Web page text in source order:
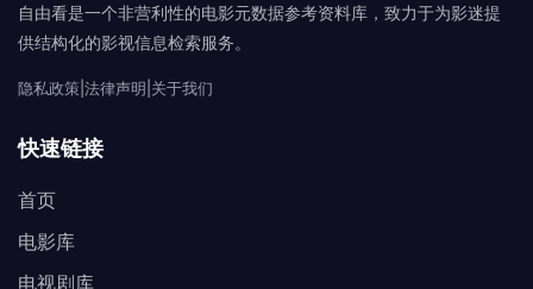
自由看是一个非营利性的电影元数据参考资料库，致力于为影迷提
供结构化的影视信息检索服务。
隐私政策 法律声明 关于我们
快速链接
首页
电影库
电视剧库